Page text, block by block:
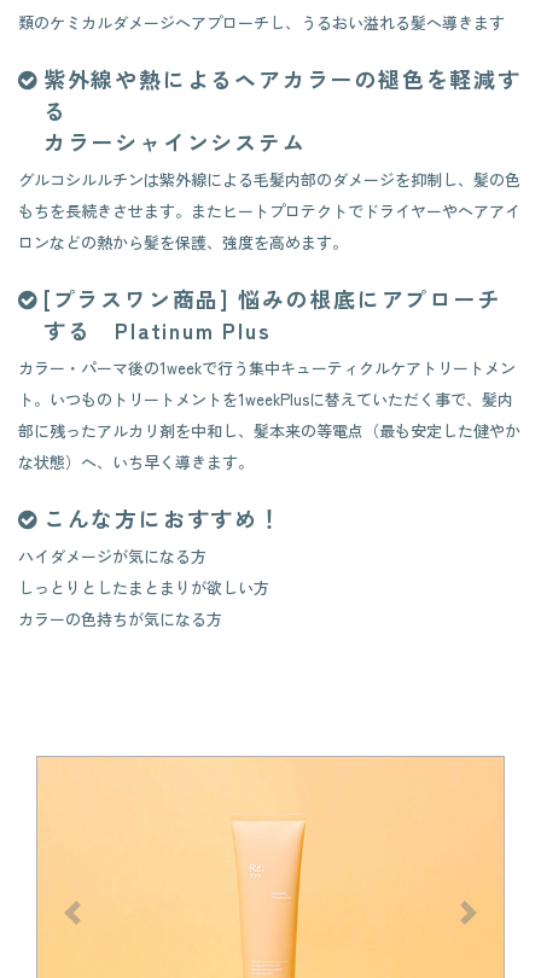
類のケミカルダメージへアプローチし、うるおい溢れる髪へ導きます
紫外線や熱によるヘアカラーの褪色を軽減す
る
​​​​​​​カラーシャインシステム
グルコシルルチンは紫外線による毛髪内部のダメージを抑制し、髪の色
もちを長続きさせます。またヒートプロテクトでドライヤーやヘアアイ
ロンなどの熱から髪を保護、強度を高めます。
[プラスワン商品] 悩みの根底にアプローチ
する Platinum Plus
カラー・パーマ後の1weekで行う集中キューティクルケアトリートメン
ト。いつものトリートメントを1weekPlusに替えていただく事で、髪内
部に残ったアルカリ剤を中和し、髪本来の等電点（最も安定した健やか
な状態）へ、いち早く導きます。
こんな方におすすめ！
ハイダメージが気になる方
しっとりとしたまとまりが欲しい方
カラーの色持ちが気になる方
前へ 次へ